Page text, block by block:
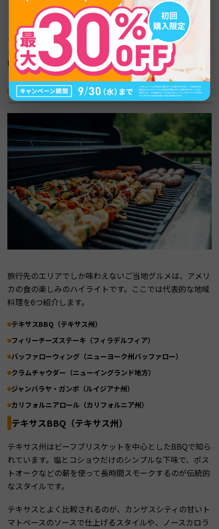
レストランのサイドメニューだけでなく、ベーコンやロブ
スター、トリュフをトッピングしたボリューム満点のメイ
ン料理として提供する店もあります。子ども向けの優しい
味から、大人向けの濃厚アレンジまで幅広く楽しめます。
アメリカ各地のご当地グルメ
旅行先のエリアでしか味わえないご当地グルメは、アメリ
カの食の楽しみのハイライトです。ここでは代表的な地域
料理を6つ紹介します。
テキサスBBQ（テキサス州）
フィリーチーズステーキ（フィラデルフィア）
バッファローウィング（ニューヨーク州バッファロー）
クラムチャウダー（ニューイングランド地方）
ジャンバラヤ・ガンボ（ルイジアナ州）
カリフォルニアロール（カリフォルニア州）
テキサスBBQ（テキサス州）
テキサス州はビーフブリスケットを中心としたBBQで知ら
れています。塩とコショウだけのシンプルな下味で、ポス
トオークなどの薪を使って長時間スモークするのが伝統的
なスタイルです。
テキサスとよく比較されるのが、カンザスシティの甘いト
マトベースのソースで仕上げるスタイルや、ノースカロラ